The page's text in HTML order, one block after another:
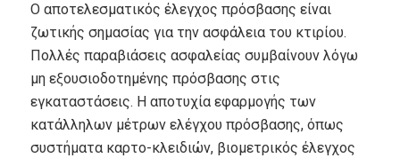
Ο αποτελεσματικός έλεγχος πρόσβασης είναι
ζωτικής σημασίας για την ασφάλεια του κτιρίου.
Πολλές παραβιάσεις ασφαλείας συμβαίνουν λόγω
μη εξουσιοδοτημένης πρόσβασης στις
εγκαταστάσεις. Η αποτυχία εφαρμογής των
κατάλληλων μέτρων ελέγχου πρόσβασης, όπως
συστήματα καρτο-κλειδιών, βιομετρικός έλεγχος